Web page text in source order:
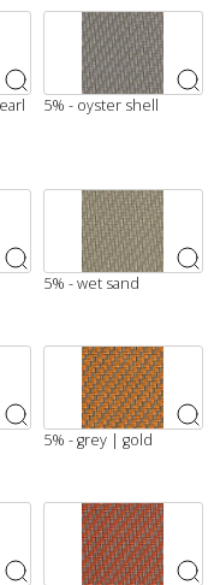
5% - oyster shell
5% - wet sand
5% - grey | gold